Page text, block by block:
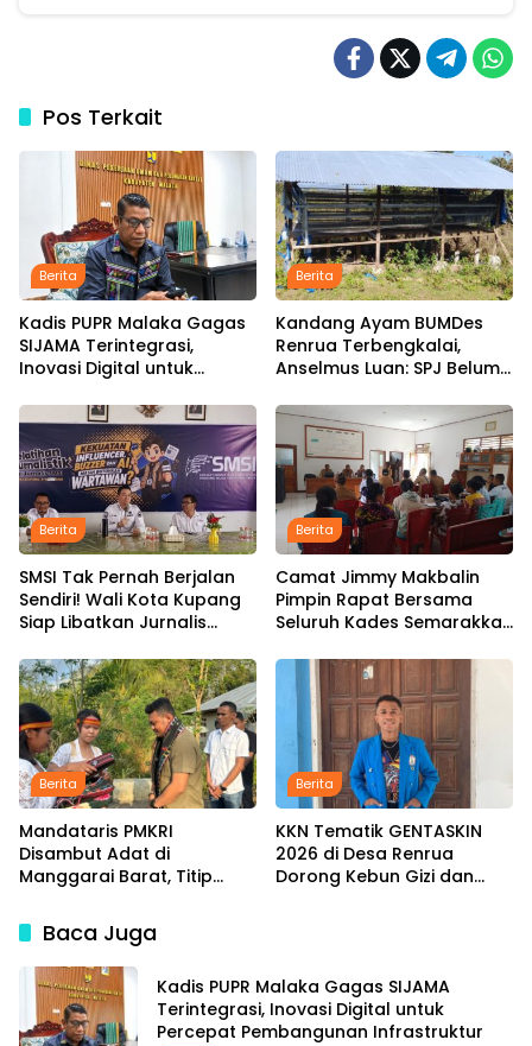
Pos Terkait
Berita
Kadis PUPR Malaka Gagas
SIJAMA Terintegrasi,
Inovasi Digital untuk
Infrastruktur
Berita
Kandang Ayam BUMDes
Renrua Terbengkalai,
Anselmus Luan: SPJ Belum
Desa Sejak Januari Belum
Dibayar
Berita
SMSI Tak Pernah Berjalan
Sendiri! Wali Kota Kupang
Siap Libatkan Jurnalis
Pemkot
Berita
Camat Jimmy Makbalin
Pimpin Rapat Bersama
Seluruh Kades Semarakkan
Instruksi Bupati SBS dan
Wabup HMS
Berita
Mandataris PMKRI
Disambut Adat di
Manggarai Barat, Titip
Pesan untuk Senior di
Pemerintahan
Berita
KKN Tematik GENTASKIN
2026 di Desa Renrua
Dorong Kebun Gizi dan
Baca Juga
Kadis PUPR Malaka Gagas SIJAMA
Terintegrasi, Inovasi Digital untuk
Percepat Pembangunan Infrastruktur